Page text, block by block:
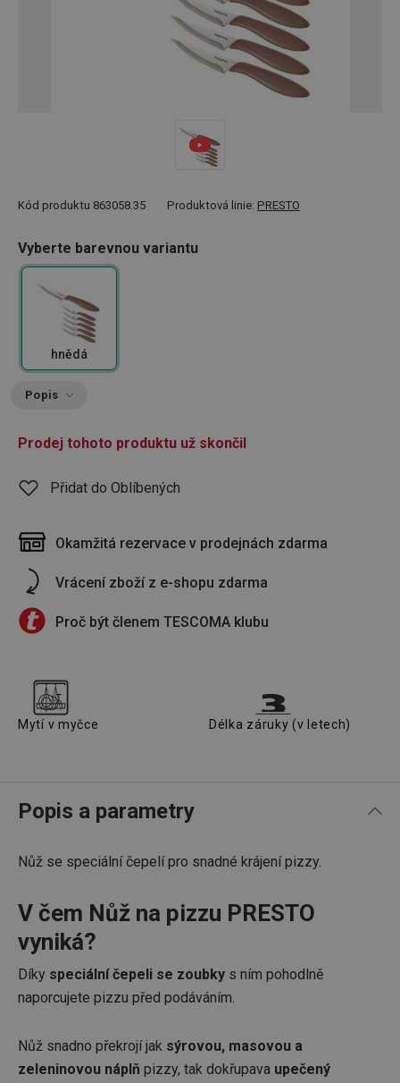
Kód produktu 863058.35 Produktová linie: PRESTO
Vyberte barevnou variantu
hnědá
Popis
Prodej tohoto produktu už skončil
Přidat do Oblíbených
Okamžitá rezervace v prodejnách zdarma
Vrácení zboží z e-shopu zdarma
Proč být členem TESCOMA klubu
Mytí v myčce Délka záruky (v letech)
Popis a parametry
Nůž se speciální čepelí pro snadné krájení pizzy.
V čem Nůž na pizzu PRESTO
vyniká?
Díky speciální čepeli se zoubky s ním pohodlně
naporcujete pizzu před podáváním.
Nůž snadno překrojí jak sýrovou, masovou a
zeleninovou náplň pizzy, tak dokřupava upečený